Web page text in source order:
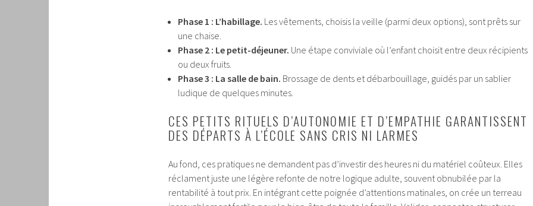
Phase 1 : L’habillage. Les vêtements, choisis la veille (parmi deux options), sont prêts sur
une chaise.
Phase 2 : Le petit-déjeuner. Une étape conviviale où l’enfant choisit entre deux récipients
ou deux fruits.
Phase 3 : La salle de bain. Brossage de dents et débarbouillage, guidés par un sablier
ludique de quelques minutes.
CES PETITS RITUELS D’AUTONOMIE ET D’EMPATHIE GARANTISSENT
DES DÉPARTS À L’ÉCOLE SANS CRIS NI LARMES
Au fond, ces pratiques ne demandent pas d’investir des heures ni du matériel coûteux. Elles
réclament juste une légère refonte de notre logique adulte, souvent obnubilée par la
rentabilité à tout prix. En intégrant cette poignée d’attentions matinales, on crée un terreau